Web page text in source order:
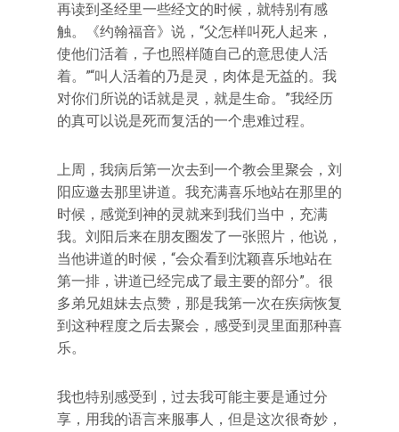
再读到圣经里一些经文的时候，就特别有感
触。《约翰福音》说，“父怎样叫死人起来，
使他们活着，子也照样随自己的意思使人活
着。”“叫人活着的乃是灵，肉体是无益的。我
对你们所说的话就是灵，就是生命。”我经历
的真可以说是死而复活的一个患难过程。
上周，我病后第一次去到一个教会里聚会，刘
阳应邀去那里讲道。我充满喜乐地站在那里的
时候，感觉到神的灵就来到我们当中，充满
我。刘阳后来在朋友圈发了一张照片，他说，
当他讲道的时候，“会众看到沈颖喜乐地站在
第一排，讲道已经完成了最主要的部分”。很
多弟兄姐妹去点赞，那是我第一次在疾病恢复
到这种程度之后去聚会，感受到灵里面那种喜
乐。
我也特别感受到，过去我可能主要是通过分
享，用我的语言来服事人，但是这次很奇妙，